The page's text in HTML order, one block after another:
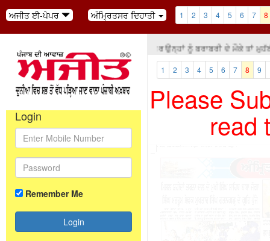
ਅਜੀਤ ਈ-ਪੇਪਰ ਅੰਮ੍ਰਿਤਸਰ ਦਿਹਾਤੀ 1 2 3 4 5 6 7 8
Login
Remember Me
ਸਾਰੇ ਮਨੁੱਖਾਂ ਨੂੰ ਇਕ ਬਰਾਬਰ ਨਹੀਂ ਕਰ ਸਕਦੇ ਪਰ ਉਨ੍ਹਾਂ ਨੂੰ ਬਰਾਬਰੀ ਦੇ ਮੌਕੇ ਤਾਂ
1 2 3 4 5 6 7 8 9
Please
read